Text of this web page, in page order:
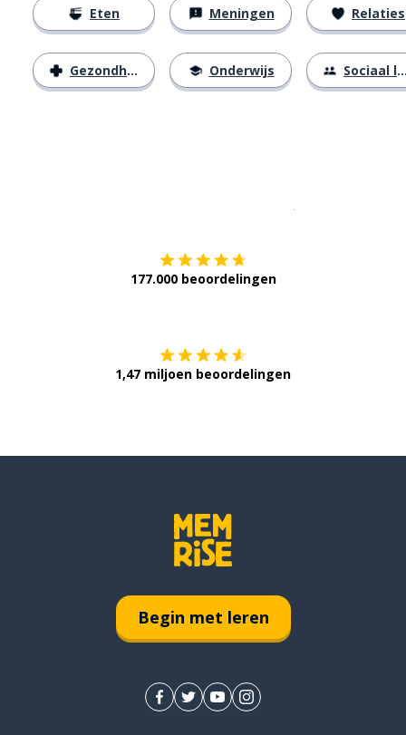
Eten
Gezondheid
Meningen
Onderwijs
Relaties
Sociaal leven
177.000 beoordelingen
1,47 miljoen beoordelingen
Begin met leren